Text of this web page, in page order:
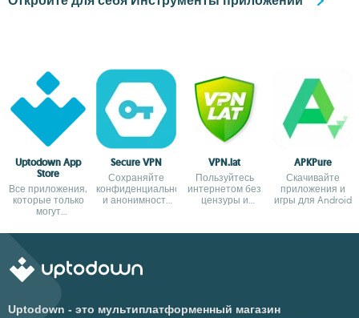
Uptodown App
Store
Все приложения,
которые только
могут
вашем Android
Secure VPN
Сохраняйте
конфиденциальность
и анонимность
VPN.lat
Пользуйтесь
интернетом без
цензуры и
APKPure
Скачивайте
приложения и
игры для Android
Uptodown - это мультиплатформенный магазин